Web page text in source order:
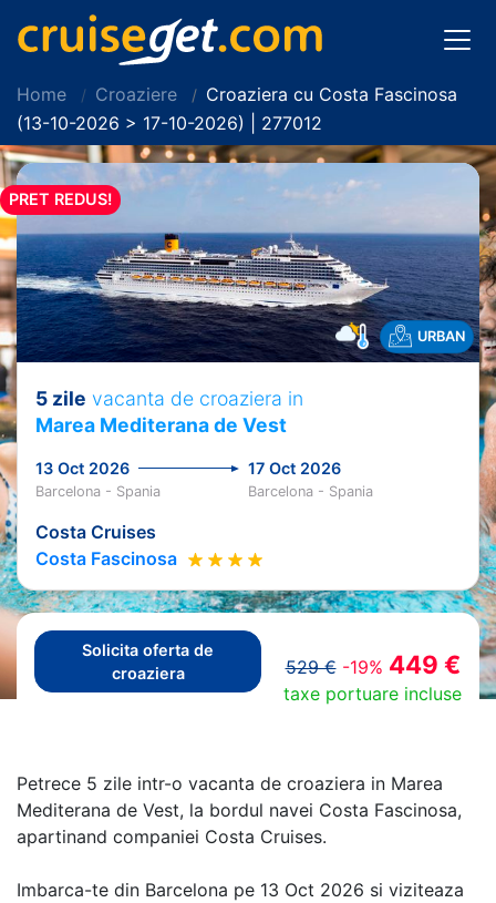
Home Croaziere
Croaziera cu Costa Fascinosa
(13-10-2026 > 17-10-2026) | 277012
PRET REDUS!
URBAN
5 zile vacanta de croaziera in
Marea Mediterana de Vest
13 Oct 2026 17 Oct 2026
Barcelona - Spania Barcelona - Spania
Costa Cruises
Costa Fascinosa
Solicita oferta de
croaziera
529 € -19% 449 €
taxe portuare incluse
Petrece 5 zile intr-o vacanta de croaziera in Marea
Mediterana de Vest, la bordul navei Costa Fascinosa,
apartinand companiei Costa Cruises.
Imbarca-te din Barcelona pe 13 Oct 2026 si viziteaza